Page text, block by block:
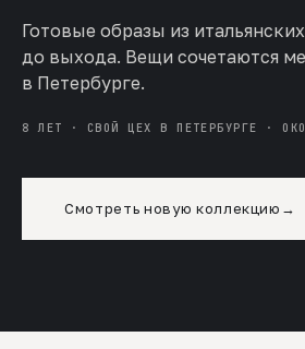
Готовые образы из
до выхода. Вещи сочетаются
в Петербурге.
8 ЛЕТ · СВОЙ ЦЕХ В ПЕТЕРБУРГЕ ·
Смотреть новую коллекцию →